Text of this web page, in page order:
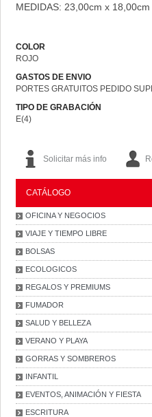
MEDIDAS: 23,00cm x
COLOR
ROJO
GASTOS DE ENVIO
PORTES GRATUITOS PEDIDO
TIPO DE GRABACIÓN
E(4)
Solicitar más info
CATÁLOGO
OFICINA Y NEGOCIOS
VIAJE Y TIEMPO LIBRE
BOLSAS
ECOLOGICOS
REGALOS Y PREMIUMS
FUMADOR
SALUD Y BELLEZA
VERANO Y PLAYA
GORRAS Y SOMBREROS
INFANTIL
EVENTOS, ANIMACIÓN Y FIESTA
ESCRITURA